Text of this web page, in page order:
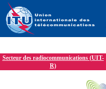
Secteur des radiocommunications (UIT-
R)